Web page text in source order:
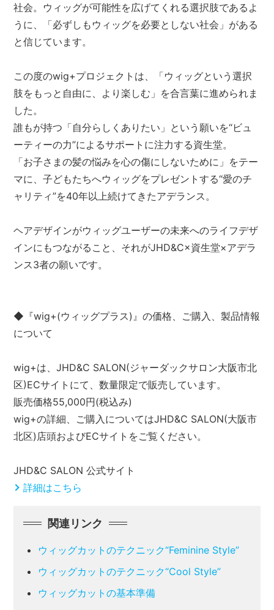
社会。ウィッグが可能性を広げてくれる選択肢であるよ
うに、「必ずしもウィッグを必要としない社会」がある
と信じています。
この度のwig+プロジェクトは、「ウィッグという選択
肢をもっと自由に、より楽しむ」を合言葉に進められま
した。
誰もが持つ「自分らしくありたい」という願いを“ビュ
ーティーの力”によるサポートに注力する資生堂。
「お子さまの髪の悩みを心の傷にしないために」をテー
マに、子どもたちへウィッグをプレゼントする“愛のチ
ャリティ”を40年以上続けてきたアデランス。
ヘアデザインがウィッグユーザーの未来へのライフデザ
インにもつながること、それがJHD&C×資生堂×アデラ
ンス3者の願いです。
◆『wig+(ウィッグプラス)』の価格、ご購入、製品情報
について
wig+は、JHD&C SALON(ジャーダックサロン大阪市北
区)ECサイトにて、数量限定で販売しています。
販売価格55,000円(税込み)
wig+の詳細、ご購入についてはJHD&C SALON(大阪市
北区)店頭およびECサイトをご覧ください。
JHD&C SALON 公式サイト
詳細はこちら
関連リンク
ウィッグカットのテクニック“Feminine Style”
ウィッグカットのテクニック“Cool Style”
ウィッグカットの基本準備